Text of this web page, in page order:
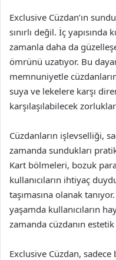
Exclusive Cüzdan’ın
sınırlı değil. İç
zamanla daha da
ömrünü uzatıyor. Bu
memnuniyetle
suya ve lekelere karşı
karşılaşılabilecek
Cüzdanların işlevselliği,
zamanda sundukları
Kart bölmeleri, bozuk
kullanıcıların ihtiyaç
taşımasına olanak
yaşamda kullanıcıların
zamanda cüzdanın
Exclusive Cüzdan,